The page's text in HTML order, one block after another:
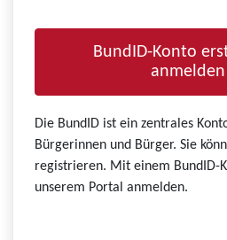
BundID-Konto
anmelden
Die BundID ist ein zentrales
Bürgerinnen und Bürger. Sie
registrieren. Mit einem BundID-
unserem Portal anmelden.